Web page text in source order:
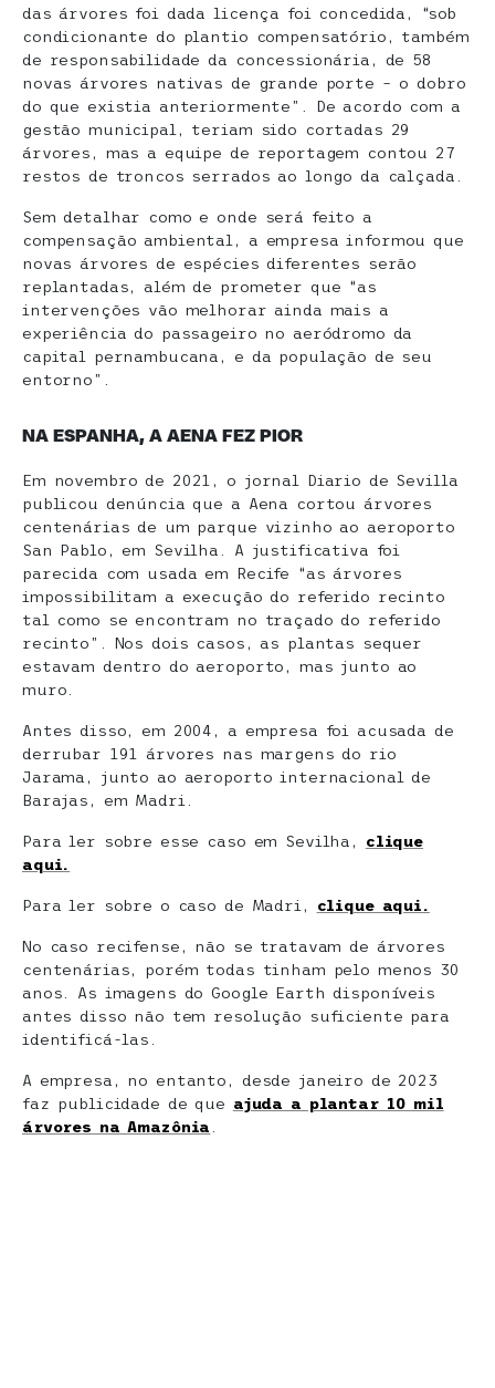
das árvores foi dada licença foi concedida, “sob
condicionante do plantio compensatório, também
de responsabilidade da concessionária, de 58
novas árvores nativas de grande porte – o dobro
do que existia anteriormente”. De acordo com a
gestão municipal, teriam sido cortadas 29
árvores, mas a equipe de reportagem contou 27
restos de troncos serrados ao longo da calçada.
Sem detalhar como e onde será feito a
compensação ambiental, a empresa informou que
novas árvores de espécies diferentes serão
replantadas, além de prometer que “as
intervenções vão melhorar ainda mais a
experiência do passageiro no aeródromo da
capital pernambucana, e da população de seu
entorno”.
NA ESPANHA, A AENA FEZ PIOR
Em novembro de 2021, o jornal Diario de Sevilla
publicou denúncia que a Aena cortou árvores
centenárias de um parque vizinho ao aeroporto
San Pablo, em Sevilha. A justificativa foi
parecida com usada em Recife “as árvores
impossibilitam a execução do referido recinto
tal como se encontram no traçado do referido
recinto”. Nos dois casos, as plantas sequer
estavam dentro do aeroporto, mas junto ao
muro.
Antes disso, em 2004, a empresa foi acusada de
derrubar 191 árvores nas margens do rio
Jarama, junto ao aeroporto internacional de
Barajas, em Madri.
Para ler sobre esse caso em Sevilha, clique
aqui.
Para ler sobre o caso de Madri, clique aqui.
No caso recifense, não se tratavam de árvores
centenárias, porém todas tinham pelo menos 30
anos. As imagens do Google Earth disponíveis
antes disso não tem resolução suficiente para
identificá-las.
A empresa, no entanto, desde janeiro de 2023
faz publicidade de que ajuda a plantar 10 mil
árvores na Amazônia